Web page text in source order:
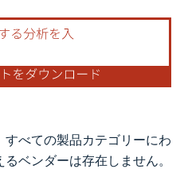
CC BY 4.0の表示が必要です。
べての製品カテゴリーにわ
ベンダーは存在しません。